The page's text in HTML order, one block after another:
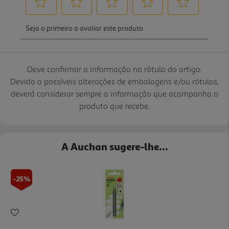
Deve confirmar a informação no rótulo do artigo.
Devido a possíveis alterações de embalagens e/ou rótulos,
deverá considerar sempre a informação que acompanha o
produto que recebe.
A Auchan sugere-lhe...
-25%